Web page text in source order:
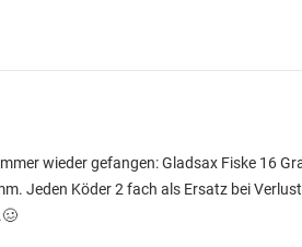
wieder gefangen: Gladsax Fiske 16
Jeden Köder 2 fach als Ersatz bei